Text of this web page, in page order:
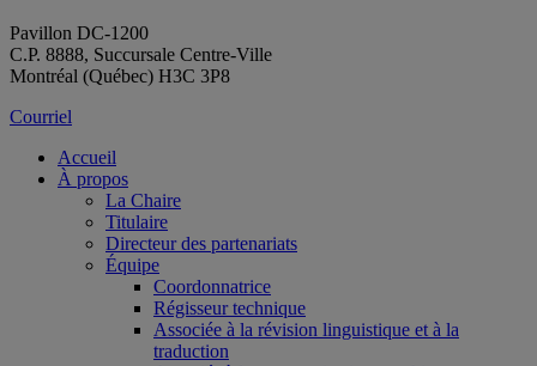
Pavillon DC-1200
C.P. 8888, Succursale Centre-Ville
Montréal (Québec) H3C 3P8
Courriel
Accueil
À propos
La Chaire
Titulaire
Directeur des partenariats
Équipe
Coordonnatrice
Régisseur technique
Associée à la révision linguistique et à la
traduction